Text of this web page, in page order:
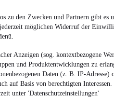
zu den Zwecken und Partnern gibt es
möglichen Widerruf der
Anzeigen (sog. kontextbezogene
und Produktentwicklungen zu
Daten (z. B. IP-Adresse)
auf Basis von berechtigten Interessen.
unter 'Datenschutzeinstellungen'